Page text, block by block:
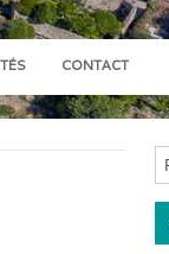
CONTACT